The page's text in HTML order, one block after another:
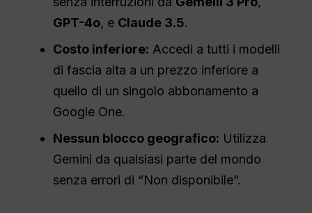
GPT-4o, e Claude 3.5.
Costo inferiore: Accedi a tutti i modelli
di fascia alta a un prezzo inferiore a
quello di un singolo abbonamento a
Google One.
Nessun blocco geografico: Utilizza
Gemini da qualsiasi parte del mondo
senza errori di “Non disponibile”.